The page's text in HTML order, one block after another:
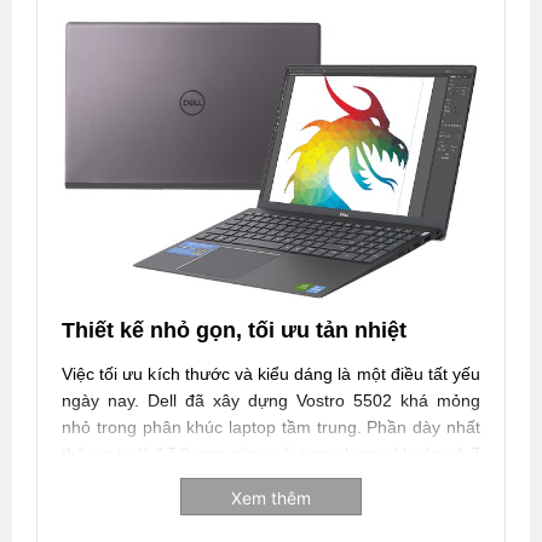
Thiết kế nhỏ gọn, tối ưu tản nhiệt
Việc tối ưu kích thước và kiểu dáng là một điều tất yếu
ngày nay. Dell đã xây dựng Vostro 5502 khá mỏng
nhỏ trong phân khúc laptop tầm trung. Phần dày nhất
kg, phù hợp cho vào cặp mang đi học, đi làm hàng
ngày. Dell từ xưa đến giờ vốn nối tiếng với những
Xem thêm